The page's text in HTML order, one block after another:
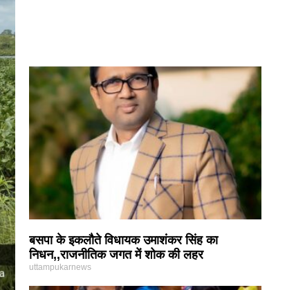
बसपा के इकलौते विधायक उमाशंकर सिंह का
निधन,,राजनीतिक जगत में शोक की लहर
uttampukarnews